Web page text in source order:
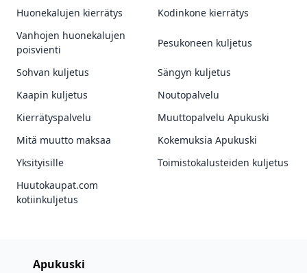
Huonekalujen kierrätys
Kodinkone kierrätys
Vanhojen huonekalujen
poisvienti
Pesukoneen kuljetus
Sohvan kuljetus
Sängyn kuljetus
Kaapin kuljetus
Noutopalvelu
Kierrätyspalvelu
Muuttopalvelu Apukuski
Mitä muutto maksaa
Kokemuksia Apukuski
Yksityisille
Toimistokalusteiden kuljetus
Huutokaupat.com
kotiinkuljetus
Apukuski